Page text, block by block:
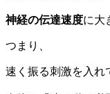
神経の伝達速度に大
つまり、
速く振る刺激を入れ